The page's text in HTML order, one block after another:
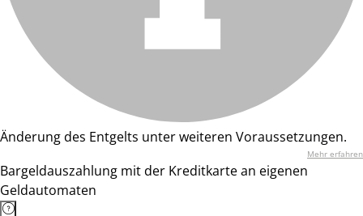
Änderung des Entgelts unter weiteren Voraussetzungen.
Mehr erfahren
Bargeldauszahlung mit der Kreditkarte an eigenen
Geldautomaten